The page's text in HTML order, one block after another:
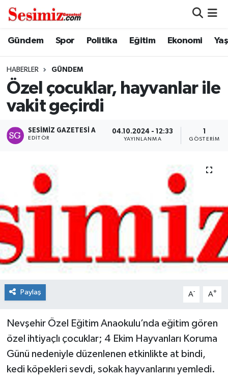
Gündem Spor Politika Eğitim Ekonomi
HABERLER GÜNDEM
Özel çocuklar, hayvanlar ile
vakit geçirdi
SESIMIZ GAZETESI A
EDITÖR
04.10.2024 - 12:33
YAYINLANMA GÖSTERIM
Paylaş A- A+
Nevşehir Özel Eğitim Anaokulu’nda eğitim gören
özel ihtiyaçlı çocuklar; 4 Ekim Hayvanları Koruma
Günü nedeniyle düzenlenen etkinlikte at bindi,
kedi köpekleri sevdi, sokak hayvanlarını yemledi.
Dünya
Ekonomi
Genel
Gündem
Magazin
Politika
Spor
Tokat Haberleri
Yaşam
Nöbetçi Eczaneler
Hava Durumu
Namaz Vakitleri
Trafik Durumu
Süper Lig Puan Durumu ve Fikstür
Tüm Manşetler
Son Dakika Haberleri